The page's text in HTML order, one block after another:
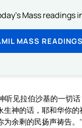
Mass readings
MASS READINGS
听见拉伯沙基的一切
生神的话，耶和华你
余剩的民扬声祷告。